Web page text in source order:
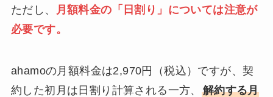
ただし、
月額料金の「日割り」については注意が
必要です。
ahamoの月額料金は2,970円（税込）ですが、契
約した初月は日割り計算される一方、 解約する月